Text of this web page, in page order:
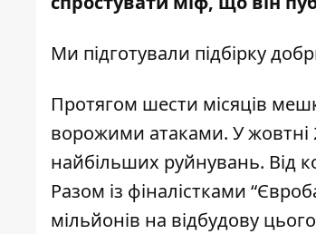
Ми підготували підбірку
Протягом шести місяців
ворожими атаками. У жовтні
найбільших руйнувань. Від
Разом із фіналістками
мільйонів на відбудову